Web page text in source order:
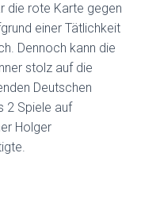
die rote Karte gegen
einer Tätlichkeit
Dennoch kann die
stolz auf die
Deutschen
2 Spiele auf
Holger